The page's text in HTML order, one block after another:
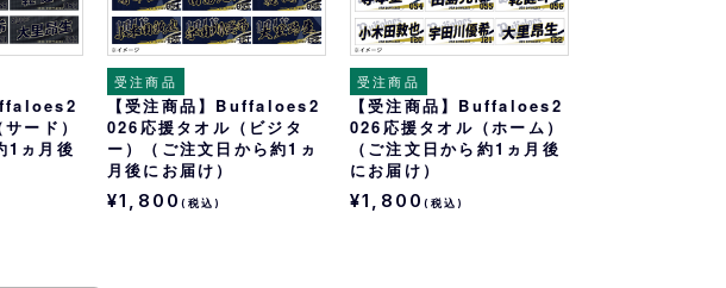
ード）
1ヵ月後
受注商品
【受注商品】Buffaloes2
026応援タオル（ビジタ
ー）（ご注文日から約1ヵ
月後にお届け）
¥1,800(税込)
受注商品
【受注商品】Buffaloes2
026応援タオル（ホーム）
（ご注文日から約1ヵ月後
にお届け）
¥1,800(税込)